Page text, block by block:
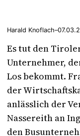
Harald Knoflach–
Es tut den
Unternehmer,
Los bekommt.
der
anlässlich der
Nassereith an
den